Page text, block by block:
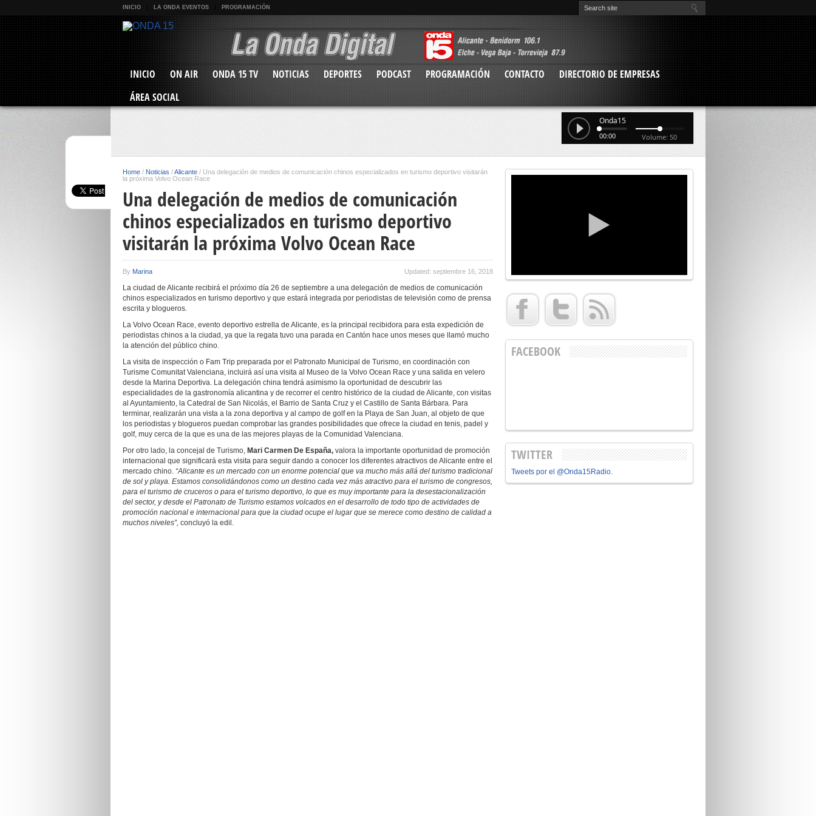
INICIO LA ONDA EVENTOS PROGRAMACIÓN
INICIO ON AIR ONDA 15 TV NOTICIAS DEPORTES PODCAST PROGRAMACIÓN CONTACTO
DIRECTORIO DE EMPRESAS
ÁREA SOCIAL
Onda15
00:00 Volume: 50
Home / Noticias /Alicante / Una delegación de medios de comunicación chinos especializados en turismo deportivo visitarán
la próxima Volvo Ocean Race
Una delegación de medios de comunicación
chinos especializados en turismo deportivo
visitarán la próxima Volvo Ocean Race
By Marina Updated: septiembre 16, 2018
La ciudad de Alicante recibirá el próximo día 26 de septiembre a una delegación de medios de comunicación
chinos especializados en turismo deportivo y que estará integrada por periodistas de televisión como de prensa
escrita y blogueros.
La Volvo Ocean Race, evento deportivo estrella de Alicante, es la principal recibidora para esta expedición de
periodistas chinos a la ciudad, ya que la regata tuvo una parada en Cantón hace unos meses que llamó mucho
la atención del público chino.
La visita de inspección o Fam Trip preparada por el Patronato Municipal de Turismo, en coordinación con
Turisme Comunitat Valenciana, incluirá así una visita al Museo de la Volvo Ocean Race y una salida en velero
desde la Marina Deportiva. La delegación china tendrá asimismo la oportunidad de descubrir las
especialidades de la gastronomía alicantina y de recorrer el centro histórico de la ciudad de Alicante, con visitas
al Ayuntamiento, la Catedral de San Nicolás, el Barrio de Santa Cruz y el Castillo de Santa Bárbara. Para
terminar, realizarán una vista a la zona deportiva y al campo de golf en la Playa de San Juan, al objeto de que
los periodistas y blogueros puedan comprobar las grandes posibilidades que ofrece la ciudad en tenis, padel y
golf, muy cerca de la que es una de las mejores playas de la Comunidad Valenciana.
Por otro lado, la concejal de Turismo, Mari Carmen De España, valora la importante oportunidad de promoción
internacional que significará esta visita para seguir dando a conocer los diferentes atractivos de Alicante entre el
mercado chino. “Alicante es un mercado con un enorme potencial que va mucho más allá del turismo tradicional
de sol y playa. Estamos consolidándonos como un destino cada vez más atractivo para el turismo de congresos,
para el turismo de cruceros o para el turismo deportivo, lo que es muy importante para la desestacionalización
del sector, y desde el Patronato de Turismo estamos volcados en el desarrollo de todo tipo de actividades de
promoción nacional e internacional para que la ciudad ocupe el lugar que se merece como destino de calidad a
muchos niveles”, concluyó la edil.
FACEBOOK
TWITTER
Tweets por el @Onda15Radio.